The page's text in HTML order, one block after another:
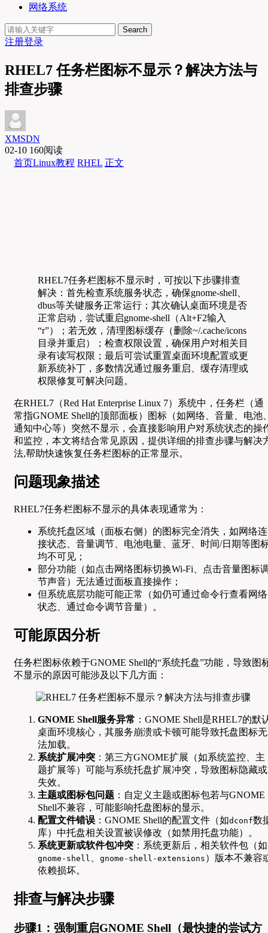
网络系统
Search
注册登录
RHEL7 任务栏图标不显示？解决方法与
排查步骤
XMSDN
02-10 160阅读
首页Linux教程 RHEL 正文
RHEL7任务栏图标不显示时，可按以下步骤排查
解决：首先检查系统服务状态，确保gnome-shell、
dbus等关键服务正常运行；其次确认桌面环境是否
正常启动，尝试重启gnome-shell（Alt+F2输入
“r”）；若无效，清理图标缓存（删除~/.cache/icons
目录并重启）；检查权限设置，确保用户对相关目
录有读写权限；最后可尝试重置桌面环境配置或更
新系统补丁，多数情况通过服务重启、缓存清理或
权限修复可解决问题。
在RHEL7（Red Hat Enterprise Linux 7）系统中，任务栏（通
常指GNOME Shell的顶部面板）图标（如网络、音量、电池
通知中心等）突然不显示，会直接影响用户对系统状态的操
和监控，本文将结合常见原因，提供详细的排查步骤与解决
法,帮助快速恢复任务栏图标的正常显示。
问题现象描述
RHEL7任务栏图标不显示的具体表现通常为：
系统托盘区域（面板右侧）的图标完全消失，如网络连
接状态、音量调节、电池电量、蓝牙、时间/日期等图
均不可见；
部分功能（如点击网络图标切换Wi-Fi、点击音量图标
节声音）无法通过面板直接操作；
但系统底层功能可能正常（如仍可通过命令行查看网络
状态、通过命令调节音量）。
可能原因分析
任务栏图标依赖于GNOME Shell的“系统托盘”功能，导致图
不显示的原因可能涉及以下几方面：
GNOME Shell服务异常 ：GNOME Shell是RHEL7的默
桌面环境核心，其服务崩溃或卡顿可能导致托盘图标无
法加载。
系统扩展冲突 ：第三方GNOME扩展（如系统监控、主
题扩展等）可能与系统托盘扩展冲突，导致图标隐藏或
失效。
主题或图标包问题 ：自定义主题或图标包若与GNOME
Shell不兼容，可能影响托盘图标的显示。
配置文件错误 ：GNOME Shell的配置文件（如dconf数
库）中托盘相关设置被误修改（如禁用托盘功能）。
系统更新或软件包冲突 ：系统更新后，相关软件包（如
gnome-shell gnome-shell-extensions ）版本不兼容
依赖损坏。
排查与解决步骤
步骤1：强制重启GNOME Shell（最快捷的尝试方